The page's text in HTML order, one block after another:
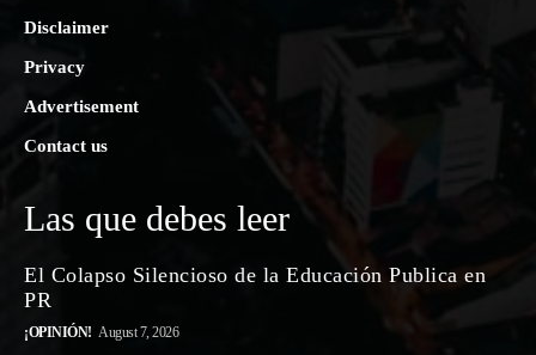
Disclaimer
Privacy
Advertisement
Contact us
Las que debes leer
El Colapso Silencioso de la Educación Publica en
PR
¡OPINIÓN! August 7, 2026